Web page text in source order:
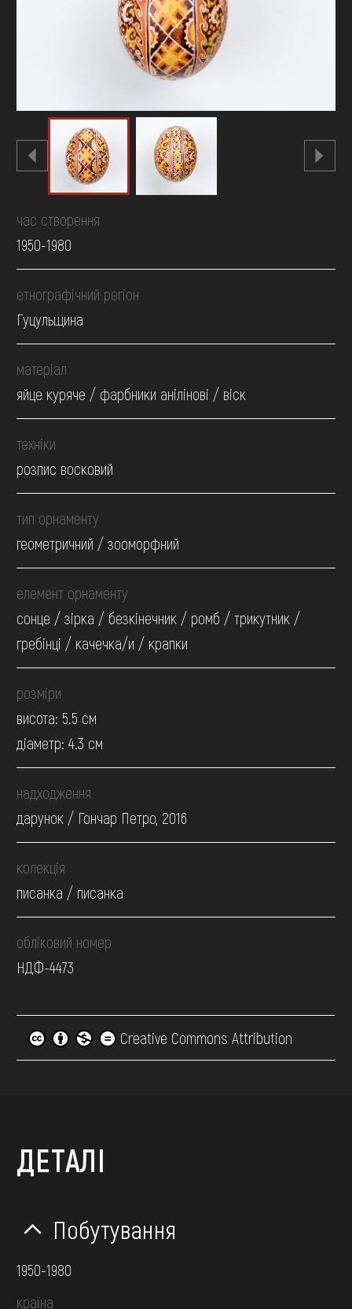
ОНЛАЙН-КРАМНИЦЯ
час створення
1950-1980
етнографічний регіон
Гуцульщина
матеріал
яйце куряче / фарбники анілінові / віск
техніки
розпис восковий
тип орнаменту
геометричний / зооморфний
елемент орнаменту
сонце / зірка / безкінечник / ромб / трикутник /
гребінці / качечка/и / крапки
розміри
висота: 5.5 см
діаметр: 4.3 см
надходження
дарунок / Гончар Петро, 2016
колекція
писанка / писанка
обліковий номер
НДФ-4473
Creative Commons Attribution
ДЕТАЛІ
Побутування
1950-1980
країна